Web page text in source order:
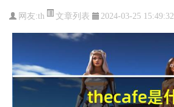
网友:th 文章列表 2024-03-25 15:49:32